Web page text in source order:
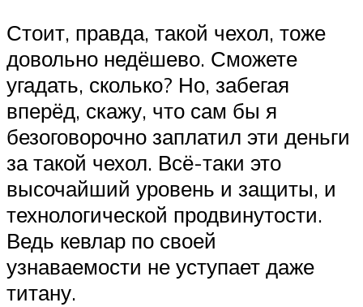
Стоит, правда, такой чехол, тоже
довольно недёшево. Сможете
угадать, сколько? Но, забегая
вперёд, скажу, что сам бы я
безоговорочно заплатил эти деньги
за такой чехол. Всё-таки это
высочайший уровень и защиты, и
технологической продвинутости.
Ведь кевлар по своей
узнаваемости не уступает даже
титану.